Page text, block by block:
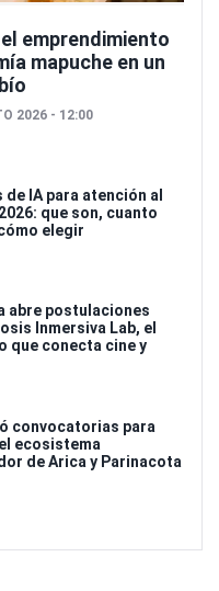
emprendimiento
mapuche en un
2026 - 12:00
IA para atención al
que son, cuanto
elegir
abre postulaciones
Inmersiva Lab, el
que conecta cine y
convocatorias para
ecosistema
de Arica y Parinacota